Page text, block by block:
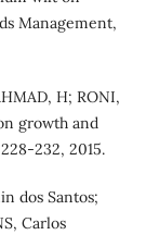
Management,
H; RONI,
growth and
232, 2015.
dos Santos;
Carlos